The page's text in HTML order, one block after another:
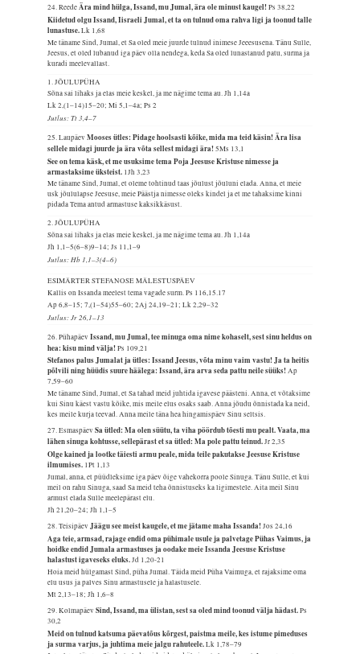
24. ReedeÄra mind hülga, Issand, mu Jumal, ära ole minust kaugel!Ps 38,22
Kiidetud olgu Issand, Iisraeli Jumal, et ta on tulnud oma rahva ligi ja toonud talle
lunastuse.Lk 1,68
Me täname Sind, Jumal, et Sa oled meie juurde tulnud inimese Jeeesusena. Tänu Sulle,
Jeesus, et oled lubanud iga päev olla nendega, keda Sa oled lunastanud patu, surma ja
kuradi meelevallast.
1. JÕULUPÜHA
Sõna sai lihaks ja elas meie keskel, ja me nägime tema au.Jh 1,14a
Lk 2,(1–14)15–20; Mi 5,1–4a; Ps 2
Jutlus: Tt 3,4–7
25. LaupäevMooses ütles: Pidage hoolsasti kõike, mida ma teid käsin! Ära lisa
sellele midagi juurde ja ära võta sellest midagi ära!5Ms 13,1
See on tema käsk, et me usuksime tema Poja Jeesuse Kristuse nimesse ja
armastaksime üksteist. 1Jh 3,23
Me täname Sind, Jumal, et oleme tohtinud taas jõulust jõuluni elada. Anna, et meie
usk jõululapse Jeesuse, meie Päästja nimesse oleks kindel ja et me tahaksime kinni
pidada Tema antud armastuse kaksikkäsust.
2. JÕULUPÜHA
Sõna sai lihaks ja elas meie keskel, ja me nägime tema au.Jh 1,14a
Jh 1,1–5(6–8)9–14; Js 11,1–9
Jutlus: Hb 1,1–3(4–6)
ESIMÄRTER STEFANOSE MÄLESTUSPÄEV
Kallis on Issanda meelest tema vagade surm.Ps 116,15.17
Ap 6,8–15; 7,(1–54)55–60; 2Aj 24,19–21; Lk 2,29–32
Jutlus: Jr 26,1–13
26. PühapäevIssand, mu Jumal, tee minuga oma nime kohaselt, sest sinu heldus on
hea: kisu mind välja!Ps 109,21
Stefanos palus Jumalat ja ütles: Issand Jeesus, võta minu vaim vastu! Ja ta heitis
põlvili ning hüüdis suure häälega: Issand, ära arva seda pattu neile süüks!Ap
7,59–60
Me täname Sind, Jumal, et Sa tahad meid juhtida igavese päästeni. Anna, et võtaksime
kui Sinu käest vastu kõike, mis meile elus osaks saab. Anna jõudu õnnistada ka neid,
kes meile kurja teevad. Anna meile täna hea hingamispäev Sinu seltsis.
27. EsmaspäevSa ütled: Ma olen süütu, ta viha pöördub tõesti mu pealt. Vaata, ma
lähen sinuga kohtusse, sellepärast et sa ütled: Ma pole pattu teinud.Jr 2,35
Olge kained ja lootke täiesti armu peale, mida teile pakutakse Jeesuse Kristuse
ilmumises. 1Pt 1,13
Jumal, anna, et püüdleksime iga päev õige vahekorra poole Sinuga. Tänu Sulle, et kui
meil on rahu Sinuga, saad Sa meid teha õnnistuseks ka ligimestele. Aita meil Sinu
armust elada Sulle meelepärast elu.
Jh 21,20–24; Jh 1,1–5
28. TeisipäevJäägu see meist kaugele, et me jätame maha Issanda!Jos 24,16
Aga teie, armsad, rajage endid oma pühimale usule ja palvetage Pühas Vaimus, ja
hoidke endid Jumala armastuses ja oodake meie Issanda Jeesuse Kristuse
halastust igaveseks eluks.Jd 1,20-21
Hoia meid hülgamast Sind, püha Jumal. Täida meid Püha Vaimuga, et rajaksime oma
elu usus ja palves Sinu armastusele ja halastusele.
Mt 2,13–18; Jh 1,6–8
29. KolmapäevSind, Issand, ma ülistan, sest sa oled mind toonud välja hädast.Ps
30,2
Meid on tulnud katsuma päevatõus kõrgest, paistma meile, kes istume pimeduses
ja surma varjus, ja juhtima meie jalgu rahuteele.Lk 1,78–79